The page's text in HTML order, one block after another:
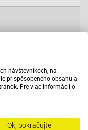
Biketec
návštevníkoch, na
prispôsobeného obsahu a
Pre viac informácií o
Ok, pokračujte